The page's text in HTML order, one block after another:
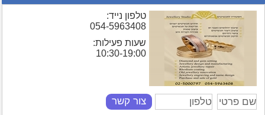
טלפון נייד:
054-5963408
שעות פעילות:
10:30-19:00
צור קשר